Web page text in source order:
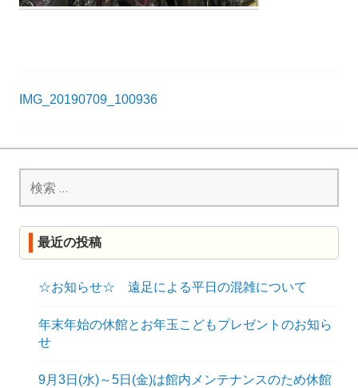
投
ナ
ビ
ゲ
ー
シ
ョ
IMG_20190709_100936
索:
最近の投稿
☆お知らせ☆ 遠足による平日の混雑について
年末年始の休館とお年玉こどもプレゼントのお知ら
せ
9月3日(水)～5日(金)は館内メンテナンスのため休館